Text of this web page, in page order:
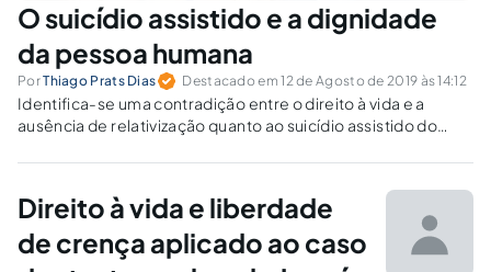
O suicídio assistido e a dignidade
da pessoa humana
PorThiago Prats Dias Destacado em 12 de Agosto de 2019 às 14:12
Identifica-se uma contradição entre o direito à vida e a
ausência de relativização quanto ao suicídio assistido do
Direito à vida e liberdade
de crença aplicado ao caso